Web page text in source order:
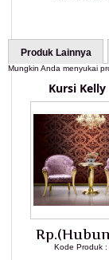
Produk Lainnya
Mungkin Anda menyukai
Kursi Kelly
Kode Produk :